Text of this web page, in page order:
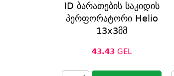
ID ბარათების საკიდის
პერფორატორი Helio
13x3მმ
43.43 GEL